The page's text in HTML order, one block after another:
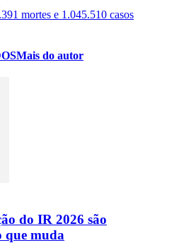
mortes e 1.045.510 casos
Mais do autor
do IR 2026 são
que muda